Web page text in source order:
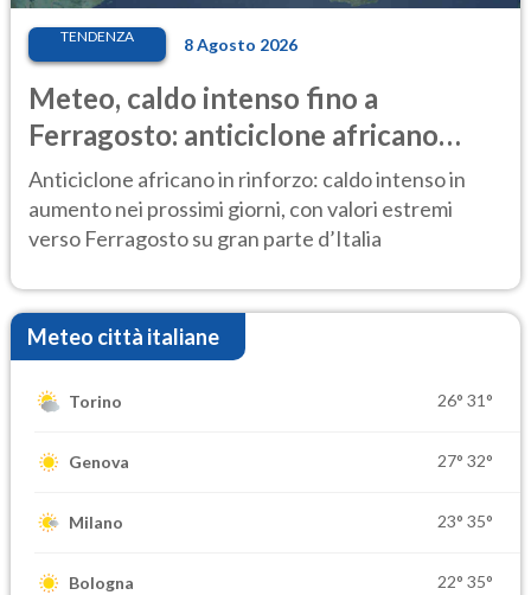
TENDENZA 8 Agosto 2026
Meteo, caldo intenso fino a
Ferragosto: anticiclone africano
ancora protagonista
Anticiclone africano in rinforzo: caldo intenso in
aumento nei prossimi giorni, con valori estremi
verso Ferragosto su gran parte d’Italia
Meteo città italiane
Torino 26° 31°
Genova 27° 32°
Milano 23° 35°
Bologna 22° 35°